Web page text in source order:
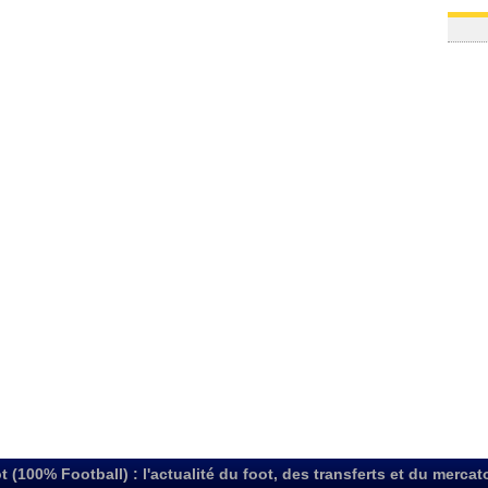
05/08
04/08
(100% Football) : l'actualité du foot, des transferts et du